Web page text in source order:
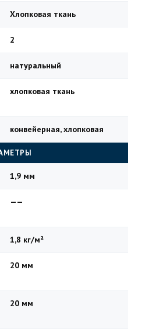
Хлопковая ткань
2
натуральный
хлопковая ткань
конвейерная, хлопковая
1,9 мм
——
1,8 кг/м²
20 мм
20 мм